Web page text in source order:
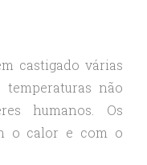
castigado várias
não
humanos. Os
o calor e com o